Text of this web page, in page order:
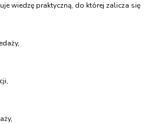
wiedzę praktyczną, do której zalicza się